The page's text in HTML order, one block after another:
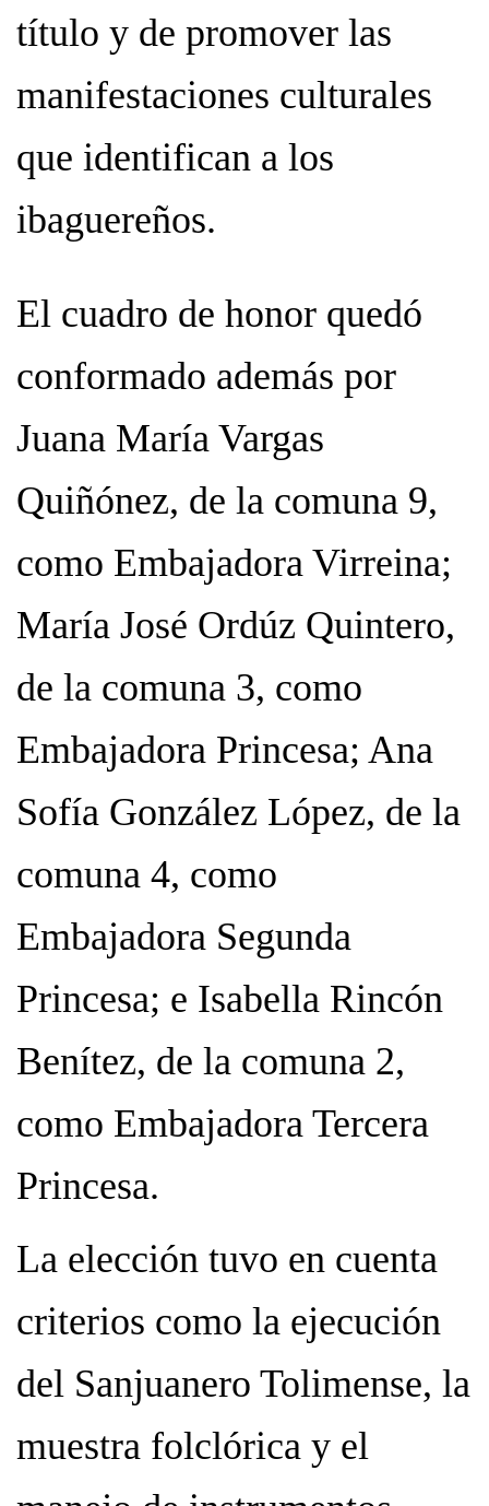
título y de promover las
manifestaciones culturales
que identifican a los
ibaguereños.
El cuadro de honor quedó
conformado además por
Juana María Vargas
Quiñónez, de la comuna 9,
como Embajadora Virreina;
María José Ordúz Quintero,
de la comuna 3, como
Embajadora Princesa; Ana
Sofía González López, de la
comuna 4, como
Embajadora Segunda
Princesa; e Isabella Rincón
Benítez, de la comuna 2,
como Embajadora Tercera
Princesa.
La elección tuvo en cuenta
criterios como la ejecución
del Sanjuanero Tolimense, la
muestra folclórica y el